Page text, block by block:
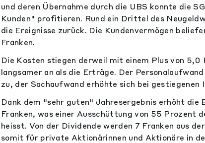
und deren Übernahme durch die UBS konnte die
Kunden" profitieren. Rund ein Drittel des
die Ereignisse zurück. Die Kundenvermögen
Franken.
Die Kosten stiegen derweil mit einem Plus von
langsamer an als die Erträge. Der
zu, der Sachaufwand erhöhte sich bei
Dank dem "sehr guten" Jahresergebnis erhöht die
Franken, was einer Ausschüttung von 55 Prozent
heisst. Von der Dividende werden 7 Franken aus
somit für private Aktionärinnen und Aktionäre in